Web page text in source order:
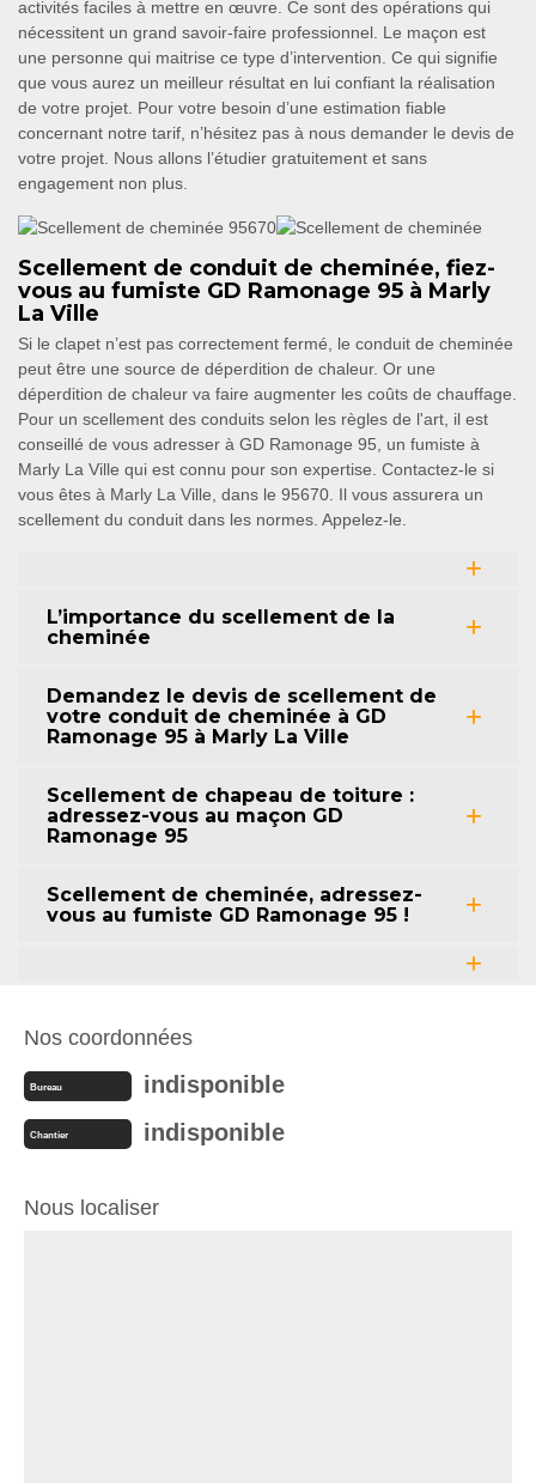
activités faciles à mettre en œuvre. Ce sont des opérations qui
nécessitent un grand savoir-faire professionnel. Le maçon est
une personne qui maitrise ce type d’intervention. Ce qui signifie
que vous aurez un meilleur résultat en lui confiant la réalisation
de votre projet. Pour votre besoin d’une estimation fiable
concernant notre tarif, n’hésitez pas à nous demander le devis de
votre projet. Nous allons l’étudier gratuitement et sans
engagement non plus.
Scellement de conduit de cheminée, fiez-
vous au fumiste GD Ramonage 95 à Marly
La Ville
Si le clapet n’est pas correctement fermé, le conduit de cheminée
peut être une source de déperdition de chaleur. Or une
déperdition de chaleur va faire augmenter les coûts de chauffage.
Pour un scellement des conduits selon les règles de l'art, il est
conseillé de vous adresser à GD Ramonage 95, un fumiste à
Marly La Ville qui est connu pour son expertise. Contactez-le si
vous êtes à Marly La Ville, dans le 95670. Il vous assurera un
scellement du conduit dans les normes. Appelez-le.
L’importance du scellement de la
cheminée
Demandez le devis de scellement de
votre conduit de cheminée à GD
Ramonage 95 à Marly La Ville
Scellement de chapeau de toiture :
adressez-vous au maçon GD
Ramonage 95
Scellement de cheminée, adressez-
vous au fumiste GD Ramonage 95 !
Nos coordonnées
Bureau indisponible
Chantier indisponible
Nous localiser